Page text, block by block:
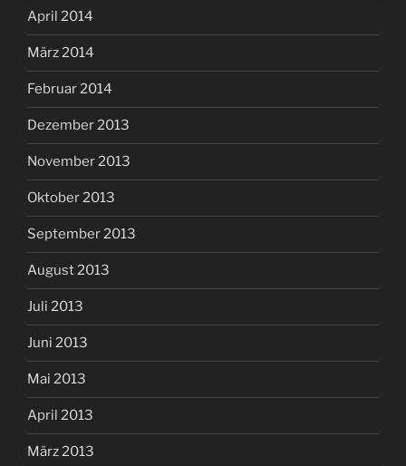
April 2014
März 2014
Februar 2014
Dezember 2013
November 2013
Oktober 2013
September 2013
August 2013
Juli 2013
Juni 2013
Mai 2013
April 2013
März 2013